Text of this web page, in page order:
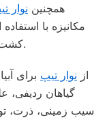
همچنین نوار
مکانیزه با
کشت های متراکم و ردیفی بسیار مناسب است.
از نوار تیپ برای
گیاهان ردیفی،
سیب زمینی، ذرت،